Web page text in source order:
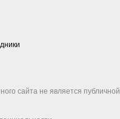
сайта не является публичной